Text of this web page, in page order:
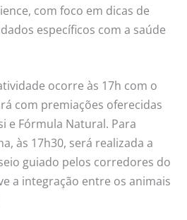
com foco em dicas de
específicos com a saúde
ocorre às 17h com o
com premiações oferecidas
e Fórmula Natural. Para
às 17h30, será realizada a
guiado pelos corredores do
a integração entre os animais